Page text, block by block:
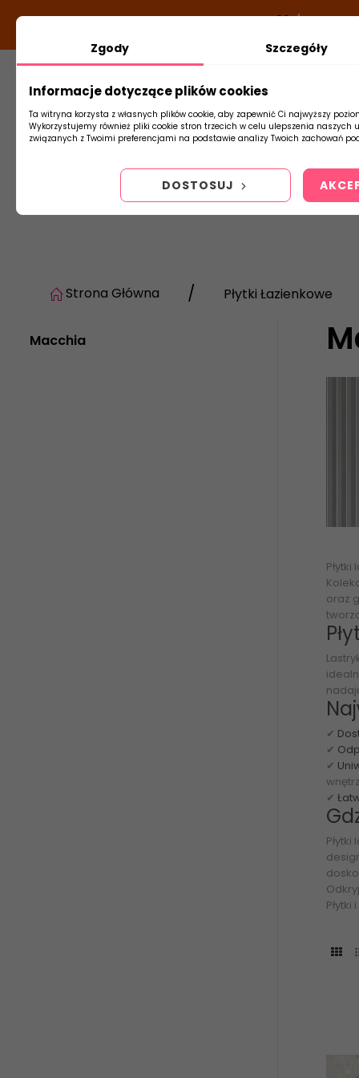
DODATKOWY RABAT Z KODEM:NEWLOOK26/
Płytki
Strona Główna Płytki Łazienkowe
Macchia
Płytki
oraz
✔
✔
✔
✔
Zgody Szczegóły
Informacje dotyczące plików cookies
Ta witryna korzysta z własnych plików cookie, aby zapewnić Ci najwyższy
Wykorzystujemy również pliki cookie stron trzecich w celu ulepszenia
związanych z Twoimi preferencjami na podstawie analizy Twoich zachowań
DOSTOSUJ